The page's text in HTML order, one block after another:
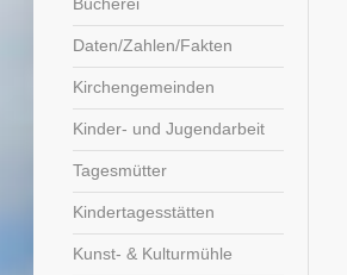
Bücherei
Daten/Zahlen/Fakten
Kirchengemeinden
Kinder- und Jugendarbeit
Tagesmütter
Kindertagesstätten
Kunst- & Kulturmühle